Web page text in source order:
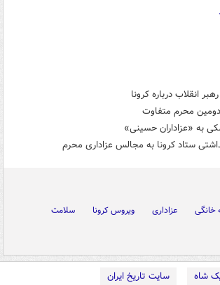
انقلاب درباره کرونا
به «عزاداران حسینی»
ستاد کرونا به مجالس عزاداری محرم
خانگی عزاداری ویروس کرونا
سلامت
شاه
سایت تاریخ ایران